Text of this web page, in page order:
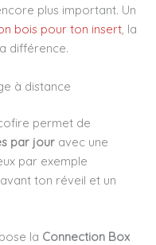
plus important. Un
bois pour ton insert, la
différence.
à distance
permet de
par jour avec une
par exemple
ton réveil et un
la Connection Box